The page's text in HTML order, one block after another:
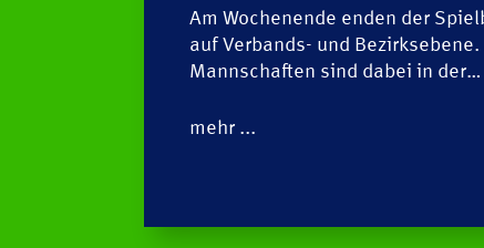
Am Wochenende enden der
auf Verbands- und Bezirksebene.
Mannschaften sind dabei in der…
mehr ...